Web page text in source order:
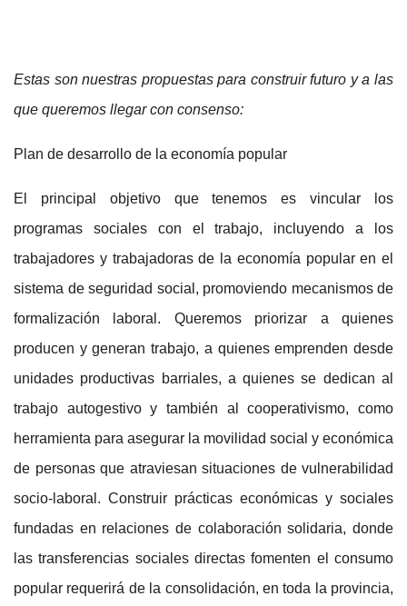
Estas son nuestras propuestas para construir futuro y a las
que queremos llegar con consenso:
Plan de desarrollo de la economía popular
El principal objetivo que tenemos es vincular los
programas sociales con el trabajo, incluyendo a los
trabajadores y trabajadoras de la economía popular en el
sistema de seguridad social, promoviendo mecanismos de
formalización laboral. Queremos priorizar a quienes
producen y generan trabajo, a quienes emprenden desde
unidades productivas barriales, a quienes se dedican al
trabajo autogestivo y también al cooperativismo, como
herramienta para asegurar la movilidad social y económica
de personas que atraviesan situaciones de vulnerabilidad
socio-laboral. Construir prácticas económicas y sociales
fundadas en relaciones de colaboración solidaria, donde
las transferencias sociales directas fomenten el consumo
popular requerirá de la consolidación, en toda la provincia,